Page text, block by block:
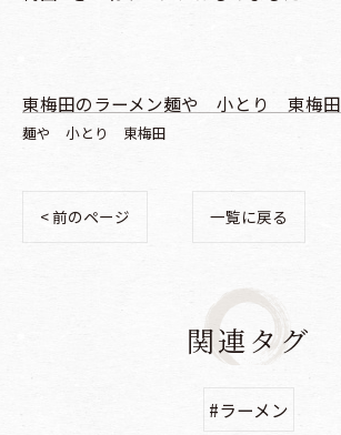
東梅田のラーメン麺や 小とり 東梅田
麺や 小とり 東梅田
< 前のページ 一覧に戻る
関連タグ
#ラーメン